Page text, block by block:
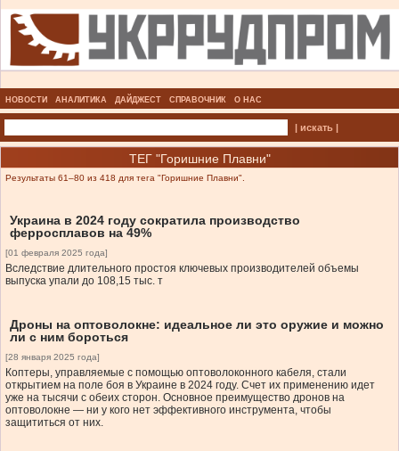
НОВОСТИ АНАЛИТИКА ДАЙДЖЕСТ СПРАВОЧНИК О НАС
| искать |
ТЕГ "Горишние Плавни"
Результаты 61–80 из 418 для тега "Горишние Плавни".
Украина в 2024 году сократила производство
ферросплавов на 49%
[01 февраля 2025 года]
Вследствие длительного простоя ключевых производителей объемы
выпуска упали до 108,15 тыс. т
Дроны на оптоволокне: идеальное ли это оружие и можно
ли с ним бороться
[28 января 2025 года]
Коптеры, управляемые с помощью оптоволоконного кабеля, стали
открытием на поле боя в Украине в 2024 году. Счет их применению идет
уже на тысячи с обеих сторон. Основное преимущество дронов на
оптоволокне — ни у кого нет эффективного инструмента, чтобы
защититься от них.